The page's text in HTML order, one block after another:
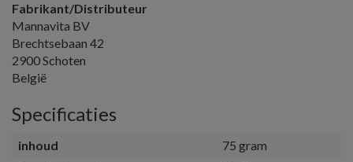
Fabrikant/Distributeur
Mannavita BV
Brechtsebaan 42
2900 Schoten
België
Specificaties
inhoud
75 gram